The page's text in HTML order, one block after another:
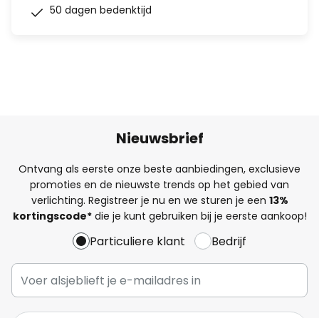
50 dagen bedenktijd
Nieuwsbrief
Ontvang als eerste onze beste aanbiedingen, exclusieve
promoties en de nieuwste trends op het gebied van
verlichting. Registreer je nu en we sturen je een 13%
kortingscode*die je kunt gebruiken bij je eerste aankoop!
Particuliere klant Bedrijf